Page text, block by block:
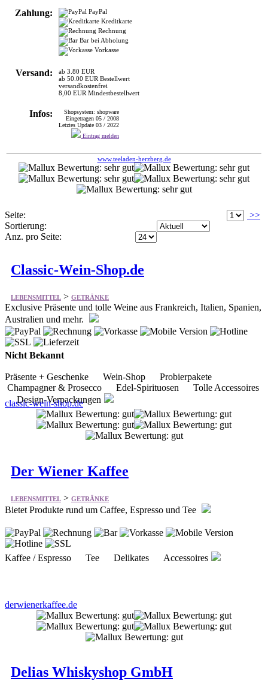
Zahlung:
PayPal
Kreditkarte
Rechnung
Bar bei Abholung
Vorkasse
Versand:
ab 3.80 EUR
ab 50.00 EUR Bestellwert
versandkostenfrei
8,00 EUR Mindestbestellwert
Infos:
Shopsystem: shopware
Eingetragen 05 / 2008
Letztes Update 03 / 2022
Eintrag melden
www.teeladen-herzberg.de
Seite:
>>
Sortierung:
Anz. pro Seite:
Classic-Wein-Shop.de
LEBENSMITTEL > GETRÄNKE
Exclusive Präsente und tolle Weine aus Frankreich, Italien, Spanien,
Australien und mehr.
Nicht Bekannt
Präsente + Geschenke Wein-Shop Probierpakete
Champagner & Prosecco Edel-Spirituosen Tolle Accessoires
Design-Verpackungen
classic-wein-shop.de
Der Wiener Kaffee
LEBENSMITTEL > GETRÄNKE
Bietet Produkte rund um Caffee, Espresso und Tee
Kaffee / Espresso Tee Delikates Accessoires
derwienerkaffee.de
Delias Whiskyshop GmbH